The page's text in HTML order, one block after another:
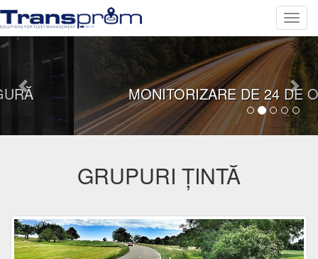
MONITORIZARE DE 24 DE ORE
GRUPURI ŢINTĂ